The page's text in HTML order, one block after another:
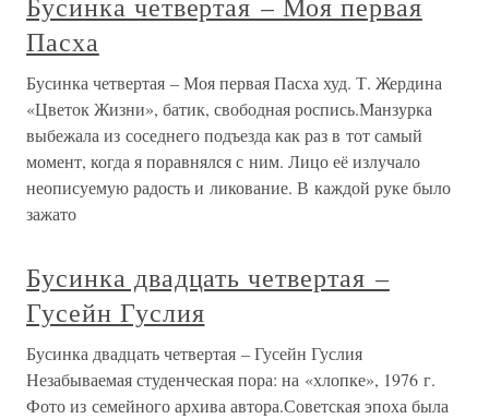
Пасха
Бусинка четвертая – Моя первая Пасха худ. Т. Жердина
«Цветок Жизни», батик, свободная роспись.Манзурка
выбежала из соседнего подъезда как раз в тот самый
момент, когда я поравнялся с ним. Лицо её излучало
неописуемую радость и ликование. В каждой руке было
зажато
Бусинка двадцать четвертая –
Гусейн Гуслия
Бусинка двадцать четвертая – Гусейн Гуслия
Незабываемая студенческая пора: на «хлопке», 1976 г.
Фото из семейного архива автора.Советская эпоха была